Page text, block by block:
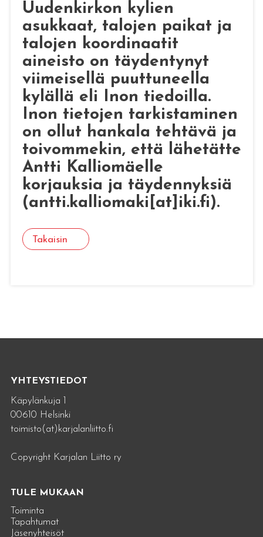
Uudenkirkon kylien
asukkaat, talojen paikat ja
talojen koordinaatit
aineisto on täydentynyt
viimeisellä puuttuneella
kylällä eli Inon tiedoilla.
Inon tietojen tarkistaminen
on ollut hankala tehtävä ja
toivommekin, että lähetätte
Antti Kalliomäelle
korjauksia ja täydennyksiä
(antti.kalliomaki[at]iki.fi).
Takaisin
YHTEYSTIEDOT
Käpylänkuja 1
00610 Helsinki
toimisto(at)karjalanliitto.fi
Copyright Karjalan Liitto ry
TULE MUKAAN
Toiminta
Tapahtumat
Jäsenyhteisöt